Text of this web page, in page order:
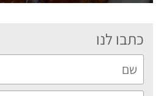
כתבו לנו